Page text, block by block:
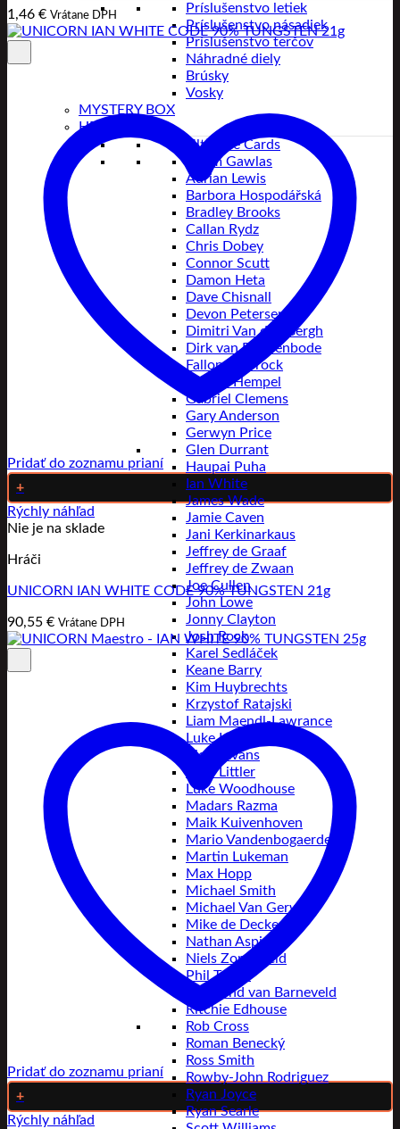
Príslušenstvo letiek
Príslušenstvo násadiek
Príslušenstvo terčov
Náhradné diely
Brúsky
Vosky
MYSTERY BOX
HRÁČI
Ultimate Cards
Adam Gawlas
Adrian Lewis
Barbora Hospodářská
Bradley Brooks
Callan Rydz
Chris Dobey
Connor Scutt
Damon Heta
Dave Chisnall
Devon Petersen
Dimitri Van den Bergh
Dirk van Duijvenbode
Fallon Sherrock
Florian Hempel
Gabriel Clemens
Gary Anderson
Gerwyn Price
Glen Durrant
Haupai Puha
Ian White
James Wade
Jamie Caven
Jani Kerkinarkaus
Jeffrey de Graaf
Jeffrey de Zwaan
Joe Cullen
John Lowe
Jonny Clayton
Josh Rock
Karel Sedláček
Keane Barry
Kim Huybrechts
Krzystof Ratajski
Liam Maendl-Lawrance
Luke Humphries
Ricky Evans
Luke Littler
Luke Woodhouse
Madars Razma
Maik Kuivenhoven
Mario Vandenbogaerde
Martin Lukeman
Max Hopp
Michael Smith
Michael Van Gerwen
Mike de Decker
Nathan Aspinall
Niels Zonneveld
Phil Taylor
Raymond van Barneveld
Ritchie Edhouse
Rob Cross
Roman Benecký
Ross Smith
Rowby-John Rodriguez
Ryan Joyce
Ryan Searle
1,46 € Vrátane DPH
Pridať do zoznamu prianí
+
Rýchly náhľad
Nie je na sklade
Hráči
UNICORN IAN WHITE CODE 90% TUNGSTEN 21g
90,55 € Vrátane DPH
Pridať do zoznamu prianí
+
Rýchly náhľad